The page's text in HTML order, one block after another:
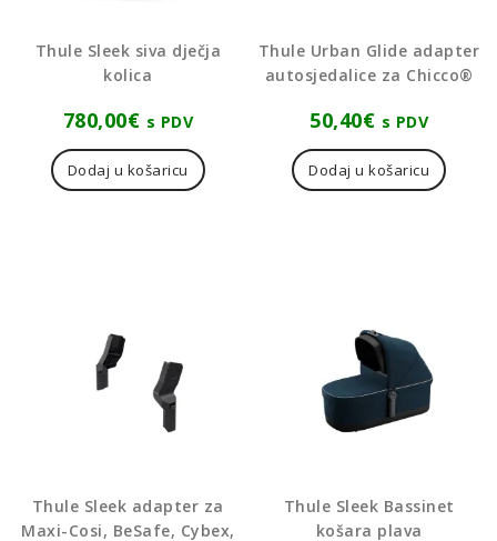
Thule Sleek siva dječja
kolica
780,00€ s PDV
Dodaj u košaricu
Thule Urban Glide adapter
autosjedalice za Chicco®
50,40€ s PDV
Dodaj u košaricu
Thule Sleek adapter za
Maxi-Cosi, BeSafe, Cybex,
Thule Sleek Bassinet
košara plava